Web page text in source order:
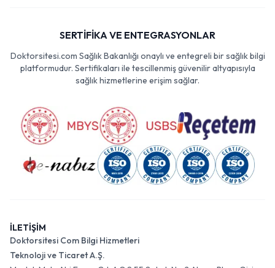
SERTİFİKA VE ENTEGRASYONLAR
Doktorsitesi.com Sağlık Bakanlığı onaylı ve entegreli bir sağlık bilgi
platformudur. Sertifikaları ile tescillenmiş güvenilir altyapısıyla
sağlık hizmetlerine erişim sağlar.
İLETİŞİM
Doktorsitesi Com Bilgi Hizmetleri
Teknoloji ve Ticaret A.Ş.